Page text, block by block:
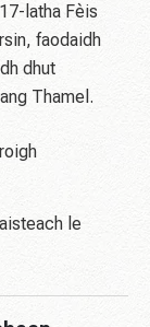
latha Fèis
faodaidh
dhut
Thamel.
le